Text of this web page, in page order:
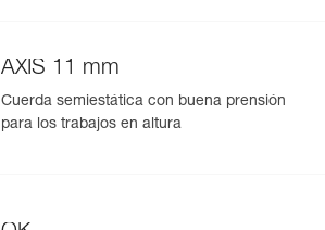
AXIS 11 mm
Cuerda semiestática con buena prensión
para los trabajos en altura